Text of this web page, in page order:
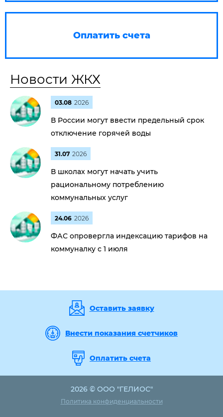
Оплатить счета
Новости ЖКХ
03.08 2026
В России могут ввести предельный срок
отключение горячей воды
31.07 2026
В школах могут начать учить
рациональному потреблению
коммунальных услуг
24.06 2026
ФАС опровергла индексацию тарифов на
коммуналку с 1 июля
Оставить заявку
Внести показания счетчиков
Оплатить счета
2026 © ООО "ГЕЛИОС"
Политика конфиденциальности